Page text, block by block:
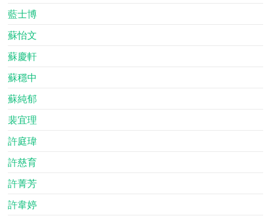
藍士博
蘇怡文
蘇慶軒
蘇穩中
蘇純郁
裴宜理
許庭瑋
許慈育
許菁芳
許韋婷